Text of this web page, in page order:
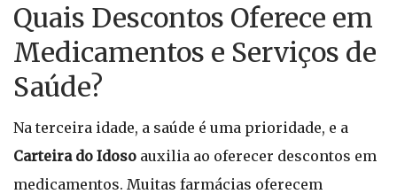
Quais Descontos Oferece em
Medicamentos e Serviços de
Saúde?
Na terceira idade, a saúde é uma prioridade, e a
Carteira do Idoso auxilia ao oferecer descontos em
medicamentos. Muitas farmácias oferecem